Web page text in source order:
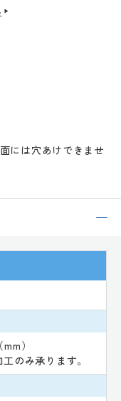
には穴あけできませ
）
のみ承ります。